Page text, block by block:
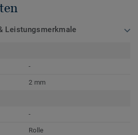
Leistungsmerkmale
-
2 mm
-
Rolle